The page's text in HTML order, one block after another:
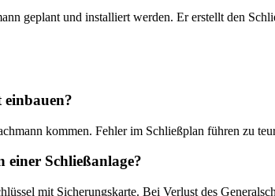
geplant und installiert werden. Er erstellt den
einbauen?
kommen. Fehler im Schließplan führen zu
einer Schließanlage?
mit Sicherungskarte. Bei Verlust des